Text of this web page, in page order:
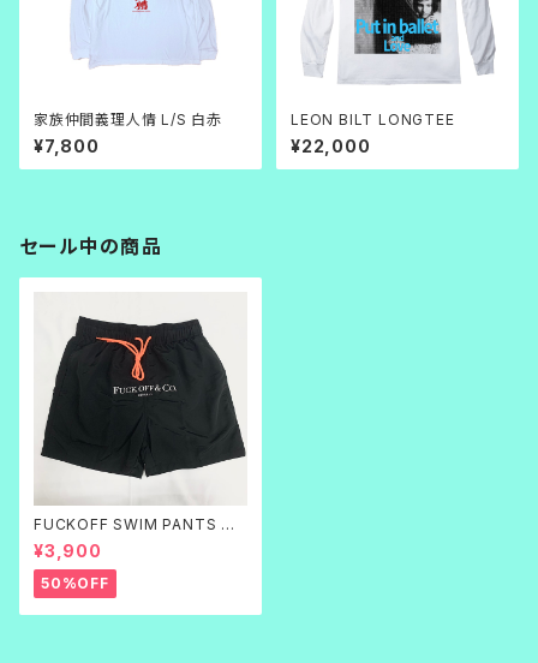
家族仲間義理人情 L/S 白赤
¥7,800
LEON BILT LONGTEE
¥22,000
セール中の商品
FUCKOFF SWIM PANTS 黒
刺繍
¥3,900
50%OFF